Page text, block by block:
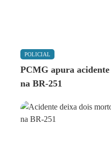
POLICIAL
PCMG apura
na BR-251